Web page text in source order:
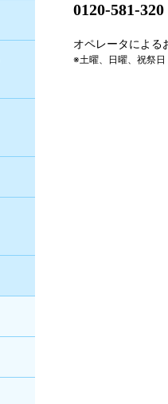
0120-581-320
オペレータによ
※土曜、日曜、祝祭